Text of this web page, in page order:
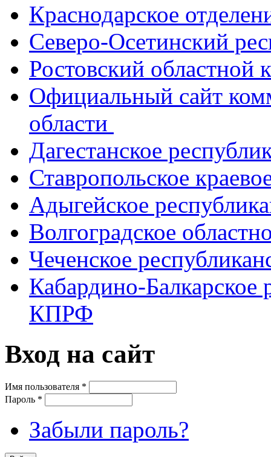
Краснодарское
Северо-Осетинский
Ростовский
Официальный сайт
области
Дагестанское
Ставропольское
Адыгейское
Волгоградское
Чеченское
Кабардино-Балкарское
КПРФ
Вход на сайт
Имя пользователя *
Пароль *
Забыли пароль?